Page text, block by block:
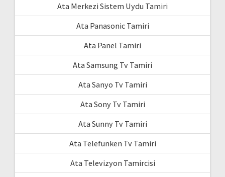
Ata Merkezi Sistem Uydu Tamiri
Ata Panasonic Tamiri
Ata Panel Tamiri
Ata Samsung Tv Tamiri
Ata Sanyo Tv Tamiri
Ata Sony Tv Tamiri
Ata Sunny Tv Tamiri
Ata Telefunken Tv Tamiri
Ata Televizyon Tamircisi